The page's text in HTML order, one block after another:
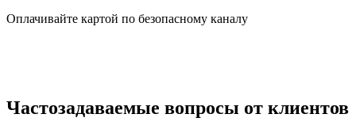
Оплачивайте картой по безопасному каналу
Частозадаваемые вопросы от клиентов